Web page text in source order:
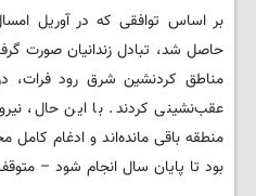
بر اساس توافقی که در آوریل
عقب‌نشینی کردند. با این حال،
منطقه باقی مانده‌اند و ادغام کامل
بود تا پایان سال انجام شود –